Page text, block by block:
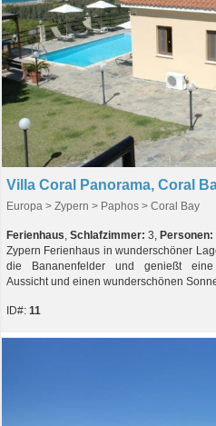
Europa > Zypern > Paphos > Coral Bay
Ferienhaus, Schlafzimmer: 3, Personen:
Zypern Ferienhaus in wunderschöner
die Bananenfelder und genießt eine
Aussicht und einen wunderschönen
ID#: 11